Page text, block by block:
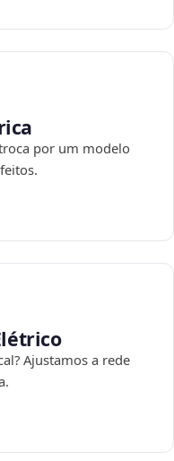
por um modelo
Ajustamos a rede